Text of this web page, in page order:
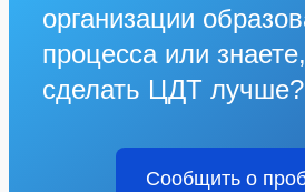
организации
процесса или
сделать ЦДТ лучше?
Сообщить о